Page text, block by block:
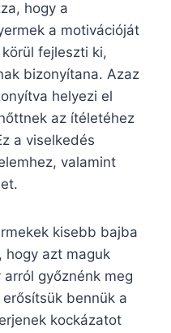
hogy a
a motivációját
körül fejleszti ki,
bizonyítana. Azaz
helyezi el
az ítéletéhez
a viselkedés
valamint
kisebb bajba
hogy azt maguk
győznénk meg
bennük a
kockázatot